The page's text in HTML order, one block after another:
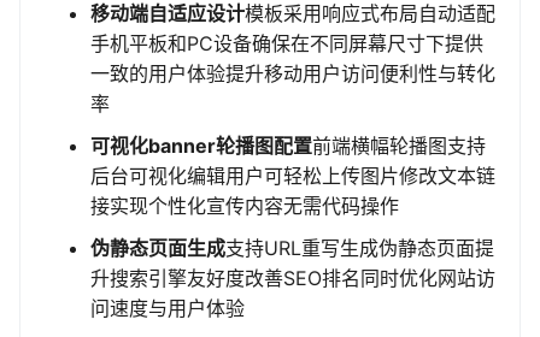
移动端自适应设计模板采用响应式布局自动适配
手机平板和PC设备确保在不同屏幕尺寸下提供
一致的用户体验提升移动用户访问便利性与转化
率
可视化banner轮播图配置前端横幅轮播图支持
后台可视化编辑用户可轻松上传图片修改文本链
接实现个性化宣传内容无需代码操作
伪静态页面生成支持URL重写生成伪静态页面提
升搜索引擎友好度改善SEO排名同时优化网站访
问速度与用户体验